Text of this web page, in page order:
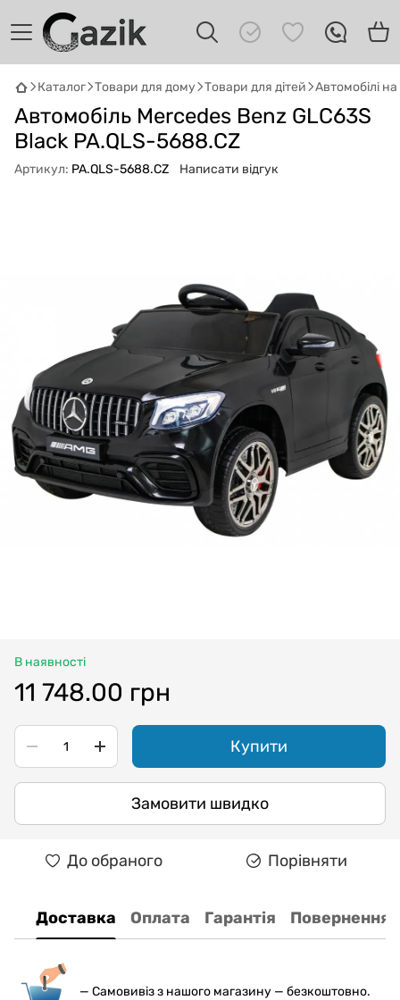
Каталог Товари для дому Товари для дітей Автомобілі
Автомобіль Mercedes Benz GLC63S
Black PA.QLS-5688.CZ
Артикул: PA.QLS-5688.CZ Написати відгук
В наявності
11 748.00 грн
Купити
Замовити швидко
До обраного Порівняти
Доставка Оплата Гарантія Повернення
— Самовивіз з нашого магазину — безкоштовно.
GAZIKAI
Привіт! 👋 Я Gazik AI — допоможу